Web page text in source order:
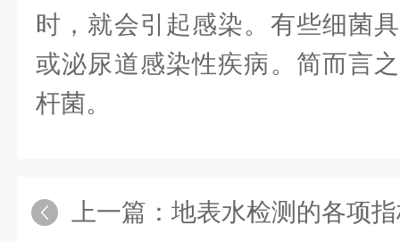
时，就会引起感染。有些细菌
或泌尿道感染性疾病。简而言
杆菌。
上一篇： 地表水检测的各项